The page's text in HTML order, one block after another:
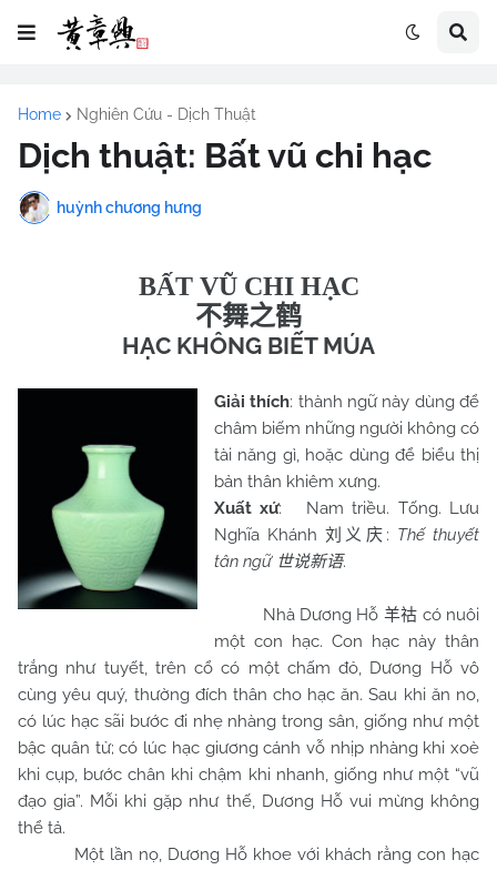
Home Nghiên Cứu - Dịch Thuật
Dịch thuật: Bất vũ chi hạc
huỳnh chương hưng
BẤT VŨ CHI HẠC
不舞之鹤
HẠC KHÔNG BIẾT MÚA
Giải thích: thành ngữ này dùng để
châm biếm những người không có
tài năng gì, hoặc dùng để biểu thị
bản thân khiêm xưng.
Xuất xứ: Nam triều. Tống. Lưu
Nghĩa Khánh刘义庆 : Thế thuyết
tân ngữ 世说新语.
Nhà Dương Hỗ 羊祜 có nuôi
một con hạc. Con hạc này thân
trắng như tuyết, trên cổ có một chấm đỏ, Dương Hỗ vô
cùng yêu quý, thường đích thân cho hạc ăn. Sau khi ăn no,
có lúc hạc sãi bước đi nhẹ nhàng trong sân, giống như một
bậc quân tử; có lúc hạc giương cánh vỗ nhịp nhàng khi xoè
khi cụp, bước chân khi chậm khi nhanh, giống như một “vũ
đạo gia”. Mỗi khi gặp như thế, Dương Hỗ vui mừng không
thể tả.
Một lần nọ, Dương Hỗ khoe với khách rằng con hạc